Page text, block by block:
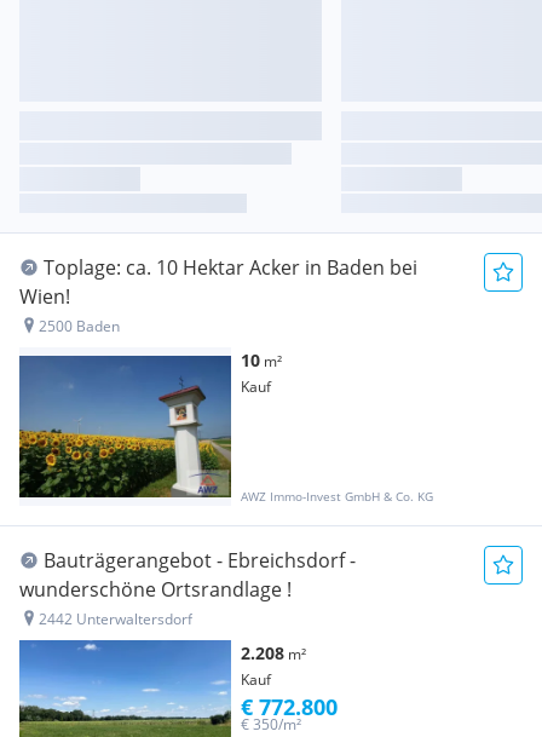
Toplage: ca. 10 Hektar Acker in Baden bei
Wien!
2500 Baden
10 m²
Kauf
AWZ Immo-Invest GmbH & Co. KG
Bauträgerangebot - Ebreichsdorf -
wunderschöne Ortsrandlage !
2442 Unterwaltersdorf
2.208 m²
Kauf
€ 350/m²
€ 772.800